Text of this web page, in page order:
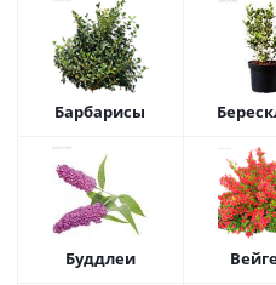
Барбарисы
Буддлеи